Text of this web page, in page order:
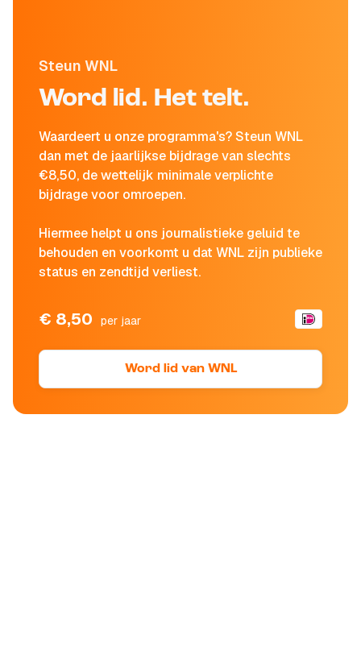
Steun WNL
Word lid. Het telt.
Waardeert u onze programma's? Steun WNL
dan met de jaarlijkse bijdrage van slechts
€8,50, de wettelijk minimale verplichte
bijdrage voor omroepen.
Hiermee helpt u ons journalistieke geluid te
behouden en voorkomt u dat WNL zijn publieke
status en zendtijd verliest.
€ 8,50 per jaar
Word lid van WNL